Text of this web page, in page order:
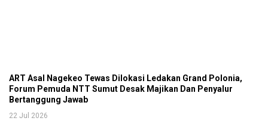
ART Asal Nagekeo Tewas Dilokasi Ledakan Grand Polonia,
Forum Pemuda NTT Sumut Desak Majikan Dan Penyalur
Bertanggung Jawab
22 Jul 2026